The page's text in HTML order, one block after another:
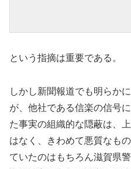
という指摘は重要である。
しかし新聞報道でも明らか
が、他社である信楽の信号
た事実の組織的な隠蔽は、
はなく、きわめて悪質なも
ていたのはもちろん滋賀県